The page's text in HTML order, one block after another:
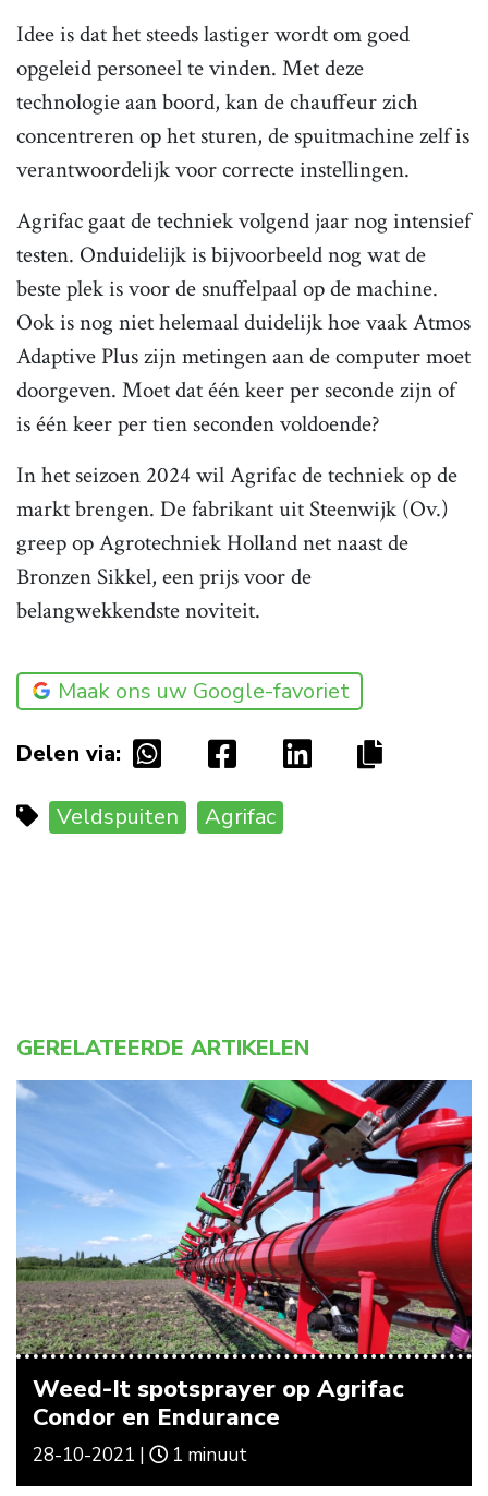
Idee is dat het steeds lastiger wordt om goed
opgeleid personeel te vinden. Met deze
technologie aan boord, kan de chauffeur zich
concentreren op het sturen, de spuitmachine zelf is
verantwoordelijk voor correcte instellingen.
Agrifac gaat de techniek volgend jaar nog intensief
testen. Onduidelijk is bijvoorbeeld nog wat de
beste plek is voor de snuffelpaal op de machine.
Ook is nog niet helemaal duidelijk hoe vaak Atmos
Adaptive Plus zijn metingen aan de computer moet
doorgeven. Moet dat één keer per seconde zijn of
is één keer per tien seconden voldoende?
In het seizoen 2024 wil Agrifac de techniek op de
markt brengen. De fabrikant uit Steenwijk (Ov.)
greep op Agrotechniek Holland net naast de
Bronzen Sikkel, een prijs voor de
belangwekkendste noviteit.
Maak ons uw Google-favoriet
Delen via:
Veldspuiten Agrifac
GERELATEERDE ARTIKELEN
Weed-It spotsprayer op Agrifac
Condor en Endurance
28-10-2021 | 1 minuut